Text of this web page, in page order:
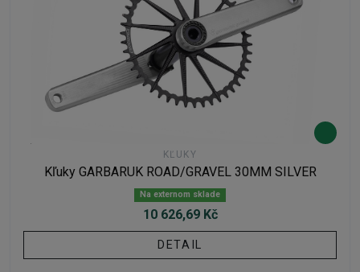
KĽUKY
Kľuky GARBARUK ROAD/GRAVEL 30MM SILVER
Na externom sklade
10 626,69 Kč
DETAIL